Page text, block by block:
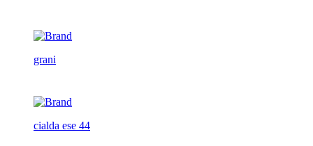
grani
cialda ese 44